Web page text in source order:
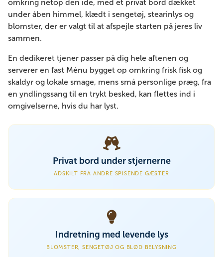
omkring netop den idé, med et privat bord dækket
under åben himmel, klædt i sengetøj, stearinlys og
blomster, der er valgt til at afspejle starten på jeres liv
sammen.
En dedikeret tjener passer på dig hele aftenen og
serverer en fast Ménu bygget op omkring frisk fisk og
skaldyr og lokale smage, mens små personlige præg, fra
en yndlingssang til en trykt besked, kan flettes ind i
omgivelserne, hvis du har lyst.
Privat bord under stjernerne
ADSKILT FRA ANDRE SPISENDE GÆSTER
Indretning med levende lys
BLOMSTER, SENGETØJ OG BLØD BELYSNING